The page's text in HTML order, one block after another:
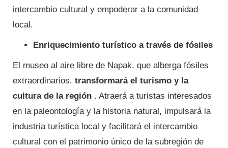
intercambio cultural y empoderar a la comunidad
local.
Enriquecimiento turístico a través de fósiles
El museo al aire libre de Napak, que alberga fósiles
extraordinarios, transformará el turismo y la
cultura de la región . Atraerá a turistas interesados ​​
en la paleontología y la historia natural, impulsará la
industria turística local y facilitará el intercambio
cultural con el patrimonio único de la subregión de